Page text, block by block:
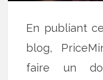
En publiant
blog,
faire un